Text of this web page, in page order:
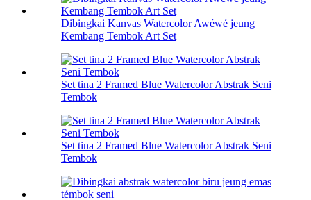
Dibingkai Kanvas Watercolor Awéwé jeung
Kembang Tembok Art Set
Set tina 2 Framed Blue Watercolor Abstrak Seni
Tembok
Set tina 2 Framed Blue Watercolor Abstrak Seni
Tembok